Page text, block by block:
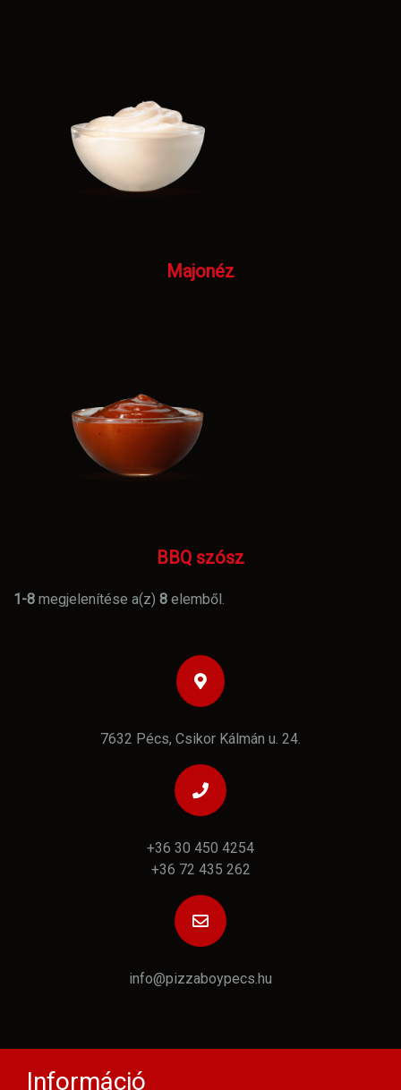
Majonéz
BBQ szósz
1-8 megjelenítése a(z) 8 elemből.
7632 Pécs, Csikor Kálmán u. 24.
+36 30 450 4254
+36 72 435 262
info@pizzaboypecs.hu
Információ